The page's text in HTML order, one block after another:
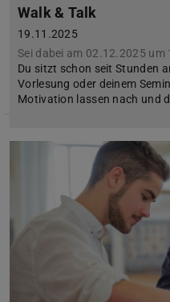
Walk & Talk
19.11.2025
Sei dabei am 02.12.2025 um
Du sitzt schon seit Stunden
Vorlesung oder deinem
Motivation lassen nach und